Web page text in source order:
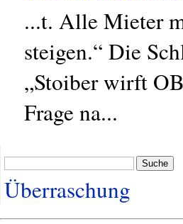
...t. Alle Mieter
steigen.“ Die
„Stoiber wirft
Frage na...
Suche
Überraschung